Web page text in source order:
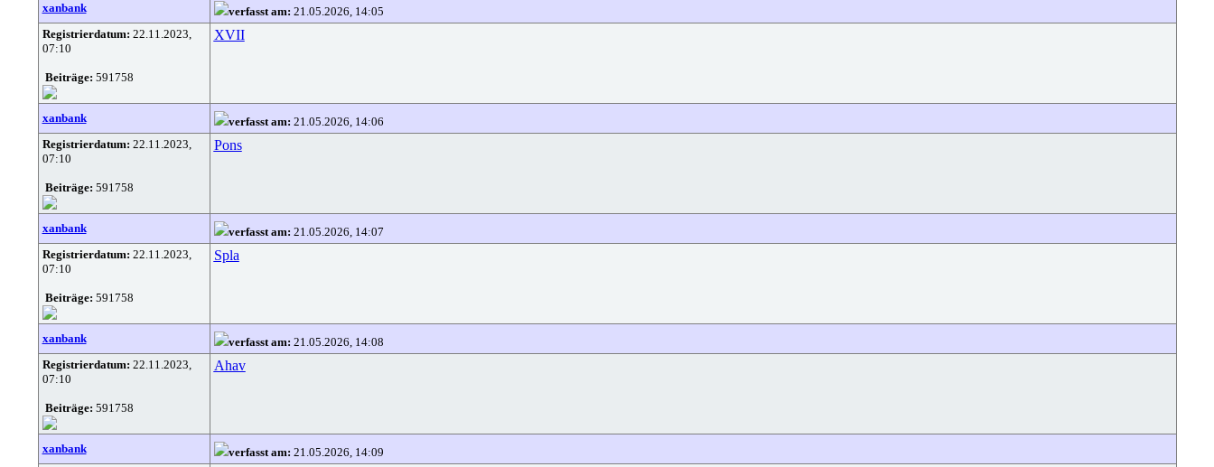
xanbank verfasst am: 21.05.2026, 14:05
Registrierdatum: 22.11.2023,
07:10
Beiträge: 591758
XVII
xanbank verfasst am: 21.05.2026, 14:06
Registrierdatum: 22.11.2023,
07:10
Beiträge: 591758
Pons
xanbank verfasst am: 21.05.2026, 14:07
Registrierdatum: 22.11.2023,
07:10
Beiträge: 591758
Spla
xanbank verfasst am: 21.05.2026, 14:08
Registrierdatum: 22.11.2023,
07:10
Beiträge: 591758
Ahav
xanbank verfasst am: 21.05.2026, 14:09